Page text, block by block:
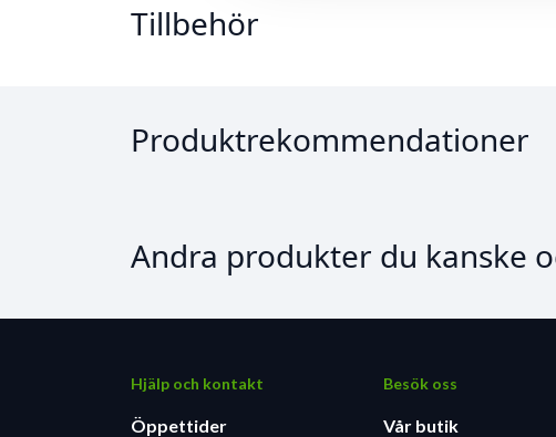
Tillbehör
Produktrekommendationer
Andra produkter du kanske
Hjälp och kontakt
Öppettider
Besök oss
Vår butik